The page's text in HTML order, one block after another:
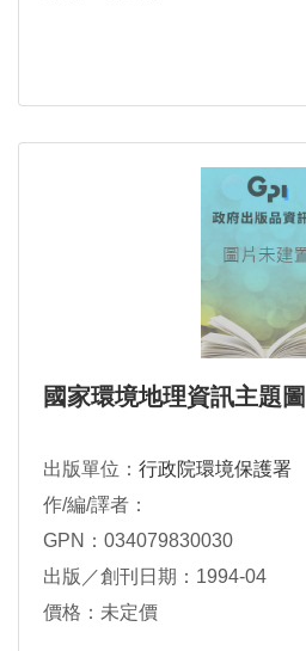
國家環境地理資訊主題
出版單位： 行政院環境保護署
作/編/譯者：
GPN：034079830030
出版／創刊日期：1994-04
價格：未定價